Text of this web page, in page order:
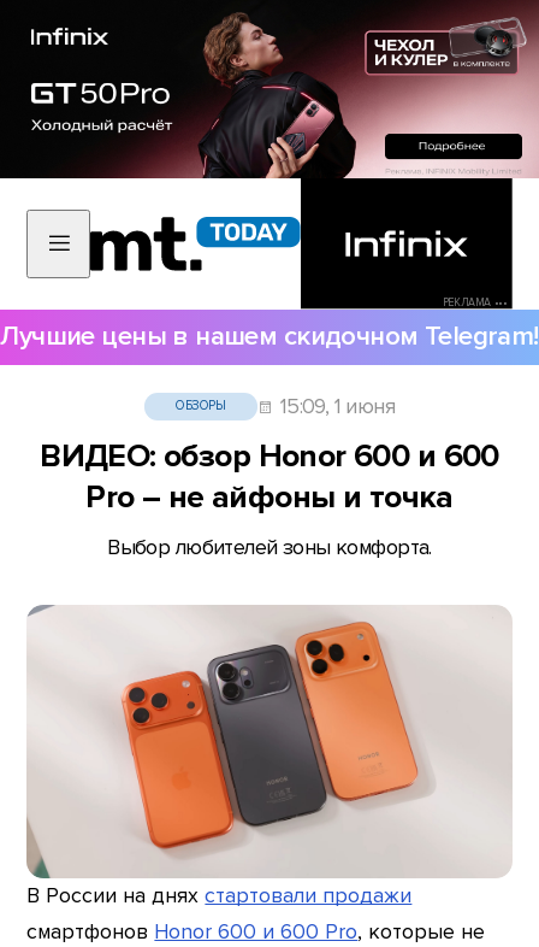
РЕКЛАМА •••
Лучшие цены в нашем скидочном Telegram!
ОБЗОРЫ 15:09, 1 июня
ВИДЕО: обзор Honor 600 и 600
Pro – не айфоны и точка
Выбор любителей зоны комфорта.
В России на дняхстартовали продажи
смартфонов Honor 600 и 600 Pro, которые не